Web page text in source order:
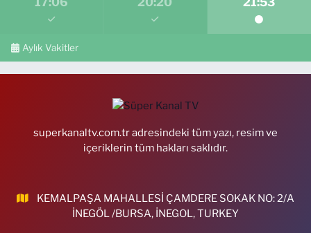
Aylık Vakitler
superkanaltv.com.tr adresindeki tüm yazı, resim ve
içeriklerin tüm hakları saklıdır.
KEMALPAŞA MAHALLESİ ÇAMDERE SOKAK NO: 2/A
İNEGÖL /BURSA, İNEGOL, TURKEY